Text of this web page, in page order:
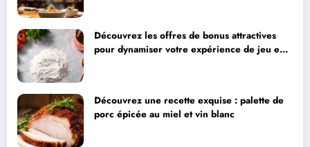
Découvrez les offres de bonus attractives
pour dynamiser votre expérience de jeu en
Découvrez une recette exquise : palette de
porc épicée au miel et vin blanc